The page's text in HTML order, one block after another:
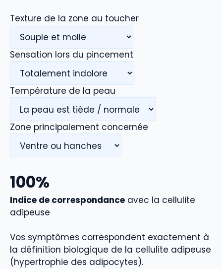
Texture de la zone au toucher
Sensation lors du pincement
Température de la peau
Zone principalement concernée
100%
Indice de correspondance avec la cellulite
adipeuse
Vos symptômes correspondent exactement à
la définition biologique de la cellulite adipeuse
(hypertrophie des adipocytes).